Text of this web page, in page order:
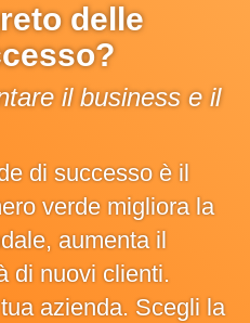
delle
il business e il
di successo è il
verde migliora la
aumenta il
di nuovi clienti.
azienda. Scegli la